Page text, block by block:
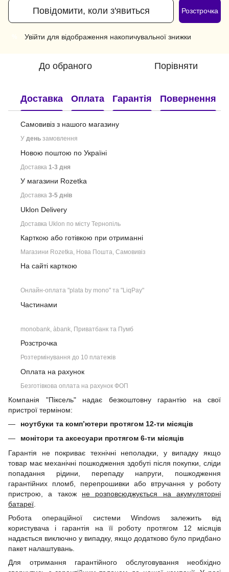
Повідомити, коли з'явиться Розстрочка
Увійти для відображення накопичувальної знижки
До обраного Порівняти
Доставка Оплата Гарантія Повернення
Самовивіз з нашого магазину
У день замовлення
Новою поштою по Україні
Доставка 1-3 дня
У магазини Rozetka
Доставка 3-5 днів
Uklon Delivery
Доставка Uklon по місту Тернопіль
Карткою або готівкою при отриманні
Магазини Rozetka, Нова Пошта, Самовивіз
На сайті карткою
Онлайн-оплата "plata by mono" та "LiqPay"
Частинами
monobank, àbank, Приватбанк та Пумб
Розстрочка
Розтермінування до 10 платежів
Оплата на рахунок
Безготівкова оплата на рахунок ФОП
Компанія "Піксель" надає безкоштовну гарантію на свої
пристрої терміном:
ноутбуки та комп’ютери протягом 12-ти місяців
монітори та аксесуари протягом 6-ти місяців
Гарантія не покриває технічні неполадки, у випадку якщо
товар має механічні пошкодження здобуті після покупки, сліди
попадання рідини, перепаду напруги, пошкодження
гарантійних пломб, перепрошивки або втручання у роботу
пристрою, а також не розповсюджується на акумуляторні
батареї
Робота операційної системи Windows залежить від
користувача і гарантія на її роботу протягом 12 місяців
надається виключно у випадку, якщо додатково було придбано
пакет налаштувань.
Для отримання гарантійного обслуговування необхідно